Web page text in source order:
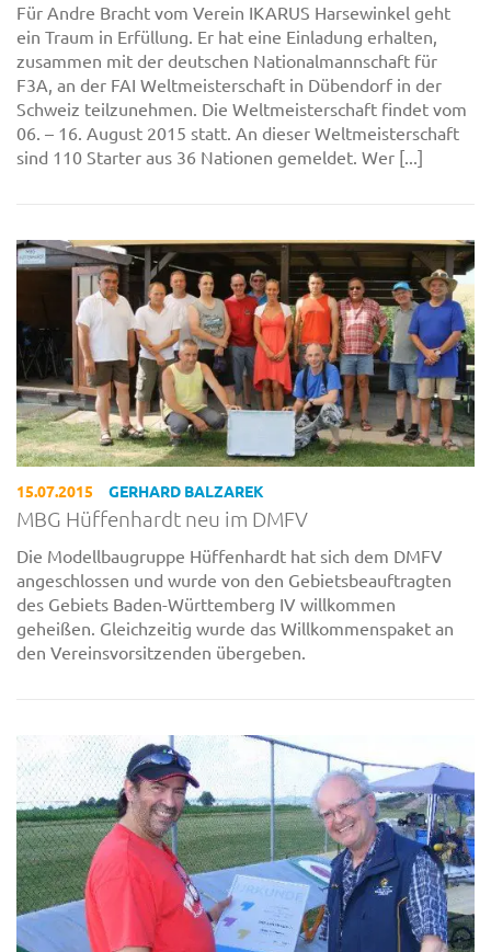
Für Andre Bracht vom Verein IKARUS Harsewinkel geht
ein Traum in Erfüllung. Er hat eine Einladung erhalten,
zusammen mit der deutschen Nationalmannschaft für
F3A, an der FAI Weltmeisterschaft in Dübendorf in der
Schweiz teilzunehmen. Die Weltmeisterschaft findet vom
06. – 16. August 2015 statt. An dieser Weltmeisterschaft
sind 110 Starter aus 36 Nationen gemeldet. Wer [...]
15.07.2015 GERHARD BALZAREK
MBG Hüffenhardt neu im DMFV
Die Modellbaugruppe Hüffenhardt hat sich dem DMFV
angeschlossen und wurde von den Gebietsbeauftragten
des Gebiets Baden-Württemberg IV willkommen
geheißen. Gleichzeitig wurde das Willkommenspaket an
den Vereinsvorsitzenden übergeben.